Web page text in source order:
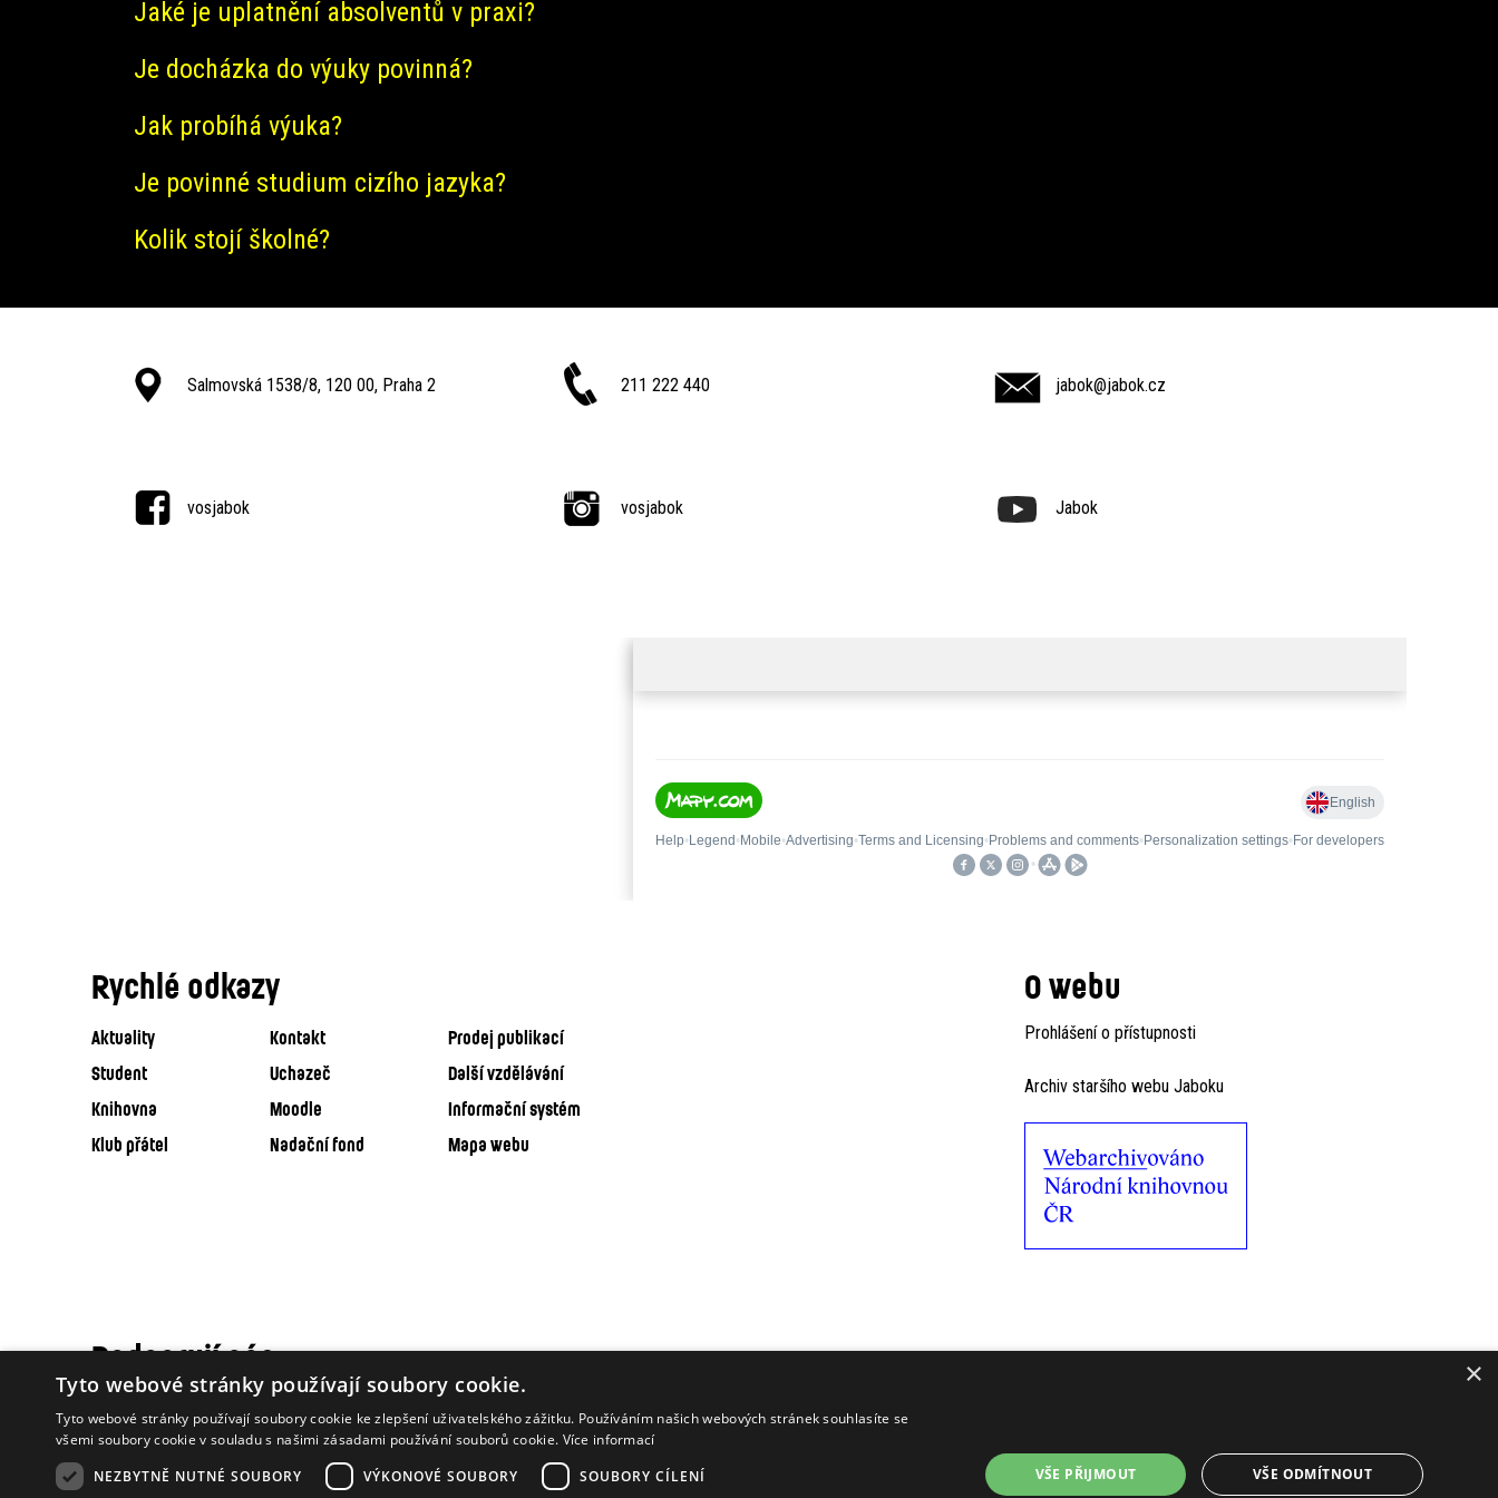
Jaké je uplatnění absolventů v praxi?
Je docházka do výuky povinná?
Jak probíhá výuka?
Je povinné studium cizího jazyka?
Kolik stojí školné?
Salmovská 1538/8, 120 00, Praha 2 211 222 440 jabok@jabok.cz
vosjabok vosjabok Jabok
Rychlé odkazy
Aktuality Kontakt
Prodej publikací
Student
Uchazeč
Další vzdělávání
Knihovna
Moodle
Informační systém
Klub přátel
Nadační fond Mapa webu
O webu
Prohlášení o přístupnosti
Archiv staršího webu Jaboku
Podporují nás ×
Tyto webové stránky používají soubory cookie.
Tyto webové stránky používají soubory cookie ke zlepšení uživatelského zážitku. Používáním našich webových stránek souhlasíte se
všemi soubory cookie v souladu s našimi zásadami používání souborů cookie. Více informací
NEZBYTNĚ NUTNÉ SOUBORY
VÝKONOVÉ SOUBORY SOUBORY CÍLENÍ VŠE PŘIJMOUT VŠE ODMÍTNOUT